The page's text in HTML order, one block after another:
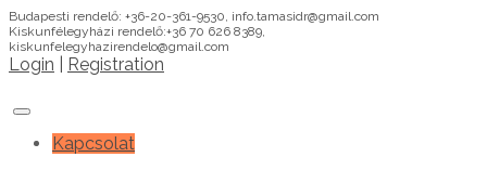
Budapesti rendelő: +36-20-361-9530, info.tamasidr@gmail.com
Kiskunfélegyházi rendelő:+36 70 626 8389,
kiskunfelegyhazirendelo@gmail.com
Login Registration
Kapcsolat